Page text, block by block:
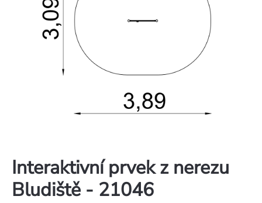
Interaktivní prvek z nerezu
Bludiště - 21046